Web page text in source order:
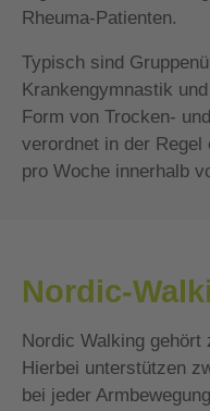
Rheuma-Patienten.
Typisch sind
Krankengymnastik
Form von Trocken-
verordnet in der Regel
pro Woche innerhalb
Nordic-
Nordic Walking gehört
Hierbei unterstützen
bei jeder